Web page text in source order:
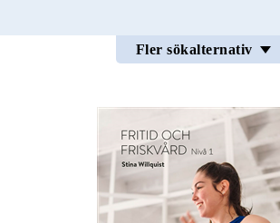
Fler sökalternativ